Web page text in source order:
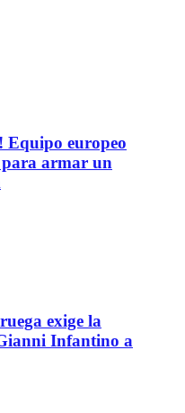
Equipo europeo
para armar un
exige la
Infantino a